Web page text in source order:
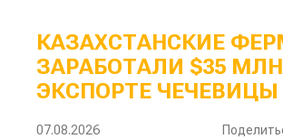
КАЗАХСТАНСКИЕ
ЗАРАБОТАЛИ $35
ЭКСПОРТЕ ЧЕЧЕВИЦЫ
07.08.2026